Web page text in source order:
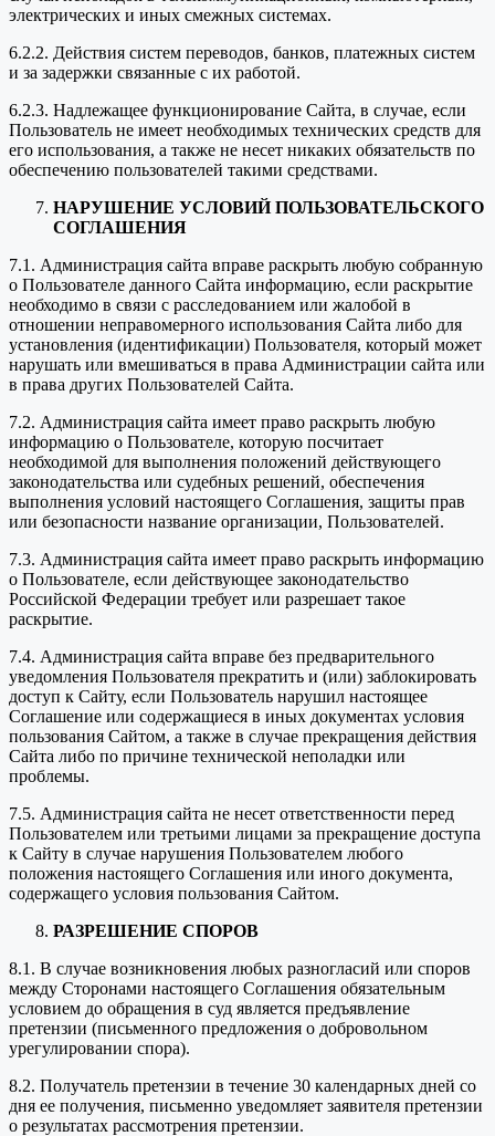
электрических и иных смежных системах.
6.2.2. Действия систем переводов, банков, платежных систем
и за задержки связанные с их работой.
6.2.3. Надлежащее функционирование Сайта, в случае, если
Пользователь не имеет необходимых технических средств для
его использования, а также не несет никаких обязательств по
обеспечению пользователей такими средствами.
НАРУШЕНИЕ УСЛОВИЙ ПОЛЬЗОВАТЕЛЬСКОГО
СОГЛАШЕНИЯ
7.1. Администрация сайта вправе раскрыть любую собранную
о Пользователе данного Сайта информацию, если раскрытие
необходимо в связи с расследованием или жалобой в
отношении неправомерного использования Сайта либо для
установления (идентификации) Пользователя, который может
нарушать или вмешиваться в права Администрации сайта или
в права других Пользователей Сайта.
7.2. Администрация сайта имеет право раскрыть любую
информацию о Пользователе, которую посчитает
необходимой для выполнения положений действующего
законодательства или судебных решений, обеспечения
выполнения условий настоящего Соглашения, защиты прав
или безопасности название организации, Пользователей.
7.3. Администрация сайта имеет право раскрыть информацию
о Пользователе, если действующее законодательство
Российской Федерации требует или разрешает такое
раскрытие.
7.4. Администрация сайта вправе без предварительного
уведомления Пользователя прекратить и (или) заблокировать
доступ к Сайту, если Пользователь нарушил настоящее
Соглашение или содержащиеся в иных документах условия
пользования Сайтом, а также в случае прекращения действия
Сайта либо по причине технической неполадки или
проблемы.
7.5. Администрация сайта не несет ответственности перед
Пользователем или третьими лицами за прекращение доступа
к Сайту в случае нарушения Пользователем любого
положения настоящего Соглашения или иного документа,
содержащего условия пользования Сайтом.
РАЗРЕШЕНИЕ СПОРОВ
8.1. В случае возникновения любых разногласий или споров
между Сторонами настоящего Соглашения обязательным
условием до обращения в суд является предъявление
претензии (письменного предложения о добровольном
урегулировании спора).
8.2. Получатель претензии в течение 30 календарных дней со
дня ее получения, письменно уведомляет заявителя претензии
о результатах рассмотрения претензии.